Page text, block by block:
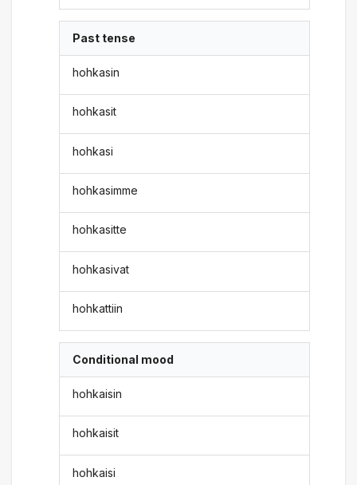
Past tense
hohkasin
hohkasit
hohkasi
hohkasimme
hohkasitte
hohkasivat
hohkattiin
Conditional mood
hohkaisin
hohkaisit
hohkaisi